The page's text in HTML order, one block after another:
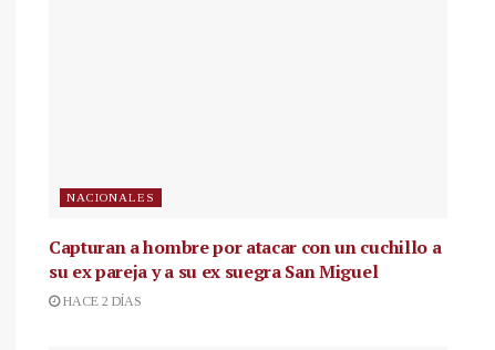
NACIONALES
Capturan a hombre por atacar con un cuchillo a
su ex pareja y a su ex suegra San Miguel
HACE 2 DÍAS